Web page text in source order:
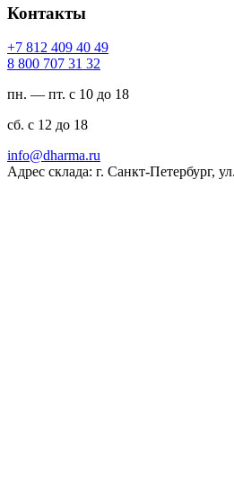
Контакты
94 04 904 218 7+
23 13 707 008 8
пн. — пт. с 10 до 18
сб. с 12 до 18
ur.amrahd@ofni
Адрес склада: г. Санкт-Петербург,